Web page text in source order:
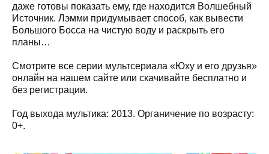
даже готовы показать ему, где находится Волшебный
Источник. Лэмми придумывает способ, как вывести
Большого Босса на чистую воду и раскрыть его
планы…
Смотрите все серии мультсериала «Юху и его друзья»
онлайн на нашем сайте или скачивайте бесплатно и
без регистрации.
Год выхода мультика: 2013. Органичение по возрасту:
0+.